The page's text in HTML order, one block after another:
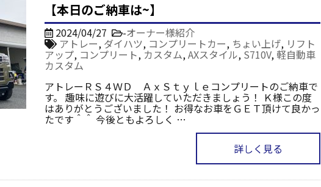
【本日のご納車は~】
2024/04/27 -オーナー様紹介
アトレー, ダイハツ, コンプリートカー, ちょい上げ, リフト
アップ, コンプリート,カスタム,AXスタイル, S710V, 軽自動車
カスタム
アトレーＲＳ４ＷＤ ＡｘＳｔｙｌｅコンプリートのご納車で
す。 趣味に遊びに大活躍していただきましょう！ Ｋ様この度
はありがとうございました！ お得なお車をＧＥＴ頂けて良かっ
たです＾＾ 今後ともよろしく …
詳しく見る